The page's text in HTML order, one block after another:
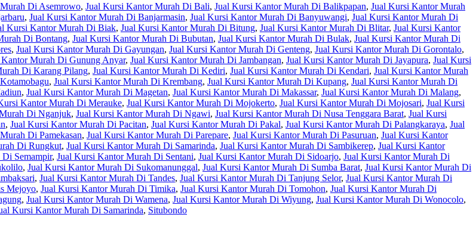
Di Asemrowo, Jual Kursi Kantor Murah Di Bali, Jual Kursi Kantor Murah Di Balikpapan, Jual Kursi Kantor Murah
, Jual Kursi Kantor Murah Di Banjarmasin, Jual Kursi Kantor Murah Di Banyuwangi, Jual Kursi Kantor Murah Di
Kursi Kantor Murah Di Biak, Jual Kursi Kantor Murah Di Bitung, Jual Kursi Kantor Murah Di Blitar, Jual Kursi Kantor
Di Bontang, Jual Kursi Kantor Murah Di Bubutan, Jual Kursi Kantor Murah Di Bulak, Jual Kursi Kantor Murah Di
, Jual Kursi Kantor Murah Di Gayungan, Jual Kursi Kantor Murah Di Genteng, Jual Kursi Kantor Murah Di Gorontalo,
Murah Di Gunung Anyar, Jual Kursi Kantor Murah Di Jambangan, Jual Kursi Kantor Murah Di Jayapura, Jual Kursi
Di Karang Pilang, Jual Kursi Kantor Murah Di Kediri, Jual Kursi Kantor Murah Di Kendari, Jual Kursi Kantor Murah
, Jual Kursi Kantor Murah Di Krembang, Jual Kursi Kantor Murah Di Kupang, Jual Kursi Kantor Murah Di
, Jual Kursi Kantor Murah Di Magetan, Jual Kursi Kantor Murah Di Makassar, Jual Kursi Kantor Murah Di Malang,
Kantor Murah Di Merauke, Jual Kursi Kantor Murah Di Mojokerto, Jual Kursi Kantor Murah Di Mojosari, Jual Kursi
Di Nganjuk, Jual Kursi Kantor Murah Di Ngawi, Jual Kursi Kantor Murah Di Nusa Tenggara Barat, Jual Kursi
, Jual Kursi Kantor Murah Di Pacitan, Jual Kursi Kantor Murah Di Pakal, Jual Kursi Kantor Murah Di Palangkaraya, Jual
Di Pamekasan, Jual Kursi Kantor Murah Di Parepare, Jual Kursi Kantor Murah Di Pasuruan, Jual Kursi Kantor
Di Rungkut, Jual Kursi Kantor Murah Di Samarinda, Jual Kursi Kantor Murah Di Sambikerep, Jual Kursi Kantor
Semampir, Jual Kursi Kantor Murah Di Sentani, Jual Kursi Kantor Murah Di Sidoarjo, Jual Kursi Kantor Murah Di
, Jual Kursi Kantor Murah Di Sukomanunggal, Jual Kursi Kantor Murah Di Sumba Barat, Jual Kursi Kantor Murah Di
, Jual Kursi Kantor Murah Di Tandes, Jual Kursi Kantor Murah Di Tanjung Selor, Jual Kursi Kantor Murah Di
Mejoyo, Jual Kursi Kantor Murah Di Timika, Jual Kursi Kantor Murah Di Tomohon, Jual Kursi Kantor Murah Di
, Jual Kursi Kantor Murah Di Wamena, Jual Kursi Kantor Murah Di Wiyung, Jual Kursi Kantor Murah Di Wonocolo,
Kursi Kantor Murah Di Samarinda, Situbondo